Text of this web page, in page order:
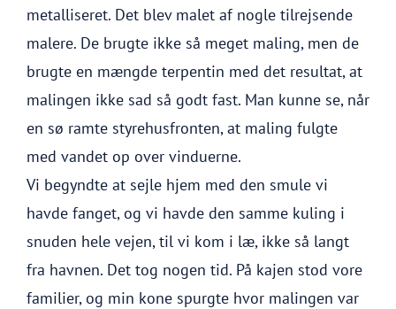
metalliseret. Det blev malet af nogle tilrejsende
malere. De brugte ikke så meget maling, men de
brugte en mængde terpentin med det resultat, at
malingen ikke sad så godt fast. Man kunne se, når
en sø ramte styrehusfronten, at maling fulgte
med vandet op over vinduerne.
Vi begyndte at sejle hjem med den smule vi
havde fanget, og vi havde den samme kuling i
snuden hele vejen, til vi kom i læ, ikke så langt
fra havnen. Det tog nogen tid. På kajen stod vore
familier, og min kone spurgte hvor malingen var